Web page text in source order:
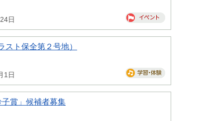
日
スト保全第２号地）
1日
賞」候補者募集